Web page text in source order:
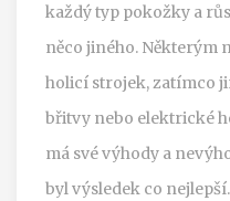
každý typ pokožky a
něco jiného. Některým
holicí strojek, zatímco
břitvy nebo elektrické
má své výhody a
byl výsledek co nejlepší.